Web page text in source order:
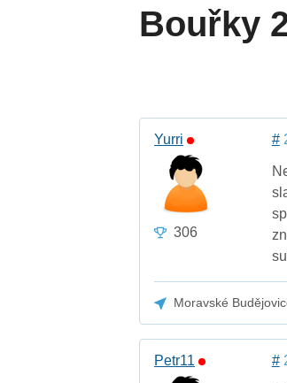
Bouřky
Yurri
306
#
Moravské
Petr11 #